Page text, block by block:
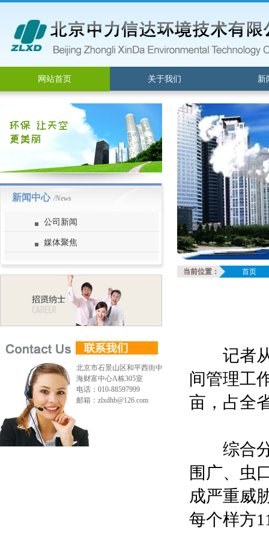
网站首页 关于我们 新
新闻中心 /News
公司新闻
媒体聚焦
北京市石景山区和平西街中
海财富中心A栋305室
电话：010-88597999
邮箱：zlxdhb@126.com
当前位置： 首页
记者从4
间管理工
亩，占全
综合分
围广、虫
成严重威
每个样方